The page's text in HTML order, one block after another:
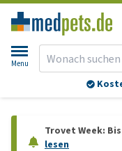
Menu
Bis 13:00
Trovet Week:
lesen